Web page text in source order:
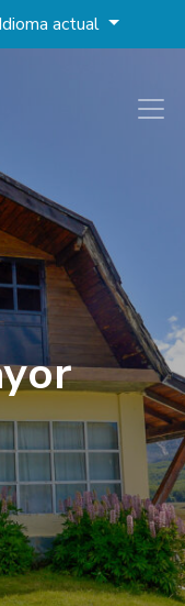
Idioma actual